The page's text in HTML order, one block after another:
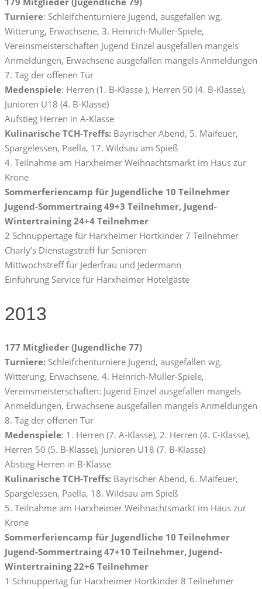
Turniere: Schleifchenturniere Jugend, ausgefallen wg.
Witterung, Erwachsene, 3. Heinrich-Müller-Spiele,
Vereinsmeisterschaften Jugend Einzel ausgefallen mangels
Anmeldungen, Erwachsene ausgefallen mangels Anmeldungen
7. Tag der offenen Tür
Medenspiele: Herren (1. B-Klasse ), Herren 50 (4. B-Klasse),
Junioren U18 (4. B-Klasse)
Aufstieg Herren in A-Klasse
Kulinarische TCH-Treffs: Bayrischer Abend, 5. Maifeuer,
Spargelessen, Paella, 17. Wildsau am Spieß
4. Teilnahme am Harxheimer Weihnachtsmarkt im Haus zur
Krone
Sommerferiencamp für Jugendliche 10 Teilnehmer
Jugend-Sommertraing 49+3 Teilnehmer, Jugend-
Wintertraining 24+4 Teilnehmer
2 Schnuppertage für Harxheimer Hortkinder 7 Teilnehmer
Charly’s Dienstagstreff für Senioren
Mittwochstreff für Jederfrau und Jedermann
Einführung Service für Harxheimer Hotelgäste
2013
177 Mitglieder (Jugendliche 77)
Turniere: Schleifchenturniere Jugend, ausgefallen wg.
Witterung, Erwachsene, 4. Heinrich-Müller-Spiele,
Vereinsmeisterschaften: Jugend Einzel ausgefallen mangels
Anmeldungen, Erwachsene ausgefallen mangels Anmeldungen
8. Tag der offenen Tür
Medenspiele: 1. Herren (7. A-Klasse), 2. Herren (4. C-Klasse),
Herren 50 (5. B-Klasse), Junioren U18 (7. B-Klasse)
Abstieg Herren in B-Klasse
Kulinarische TCH-Treffs: Bayrischer Abend, 6. Maifeuer,
Spargelessen, Paella, 18. Wildsau am Spieß
5. Teilnahme am Harxheimer Weihnachtsmarkt im Haus zur
Krone
Sommerferiencamp für Jugendliche 10 Teilnehmer
Jugend-Sommertraing 47+10 Teilnehmer, Jugend-
Wintertraining 22+6 Teilnehmer
1 Schnuppertag für Harxheimer Hortkinder 8 Teilnehmer